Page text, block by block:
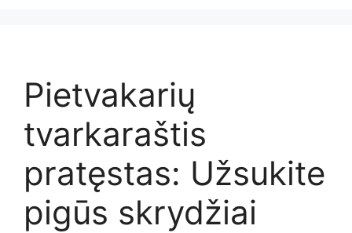
Pietvakarių
tvarkaraštis
pratęstas: Užsukite
pigūs skrydžiai